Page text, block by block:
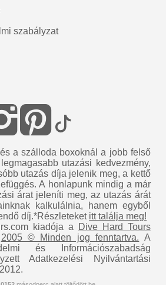
szabályzat
a szálloda boxoknál a jobb felső
utazási kedvezmény,
utazás díja jelenik meg, a kettő
A honlapunk mindig a már
árat jeleníti meg, az utazás árát
kalkulálnia, hanem egyből
díj.*Részleteket itt találja meg!
kiadója a
Dive Hard Tours
2005 © Minden jog fenntartva. A
és Információszabadság
Adatkezelési Nyilvántartási